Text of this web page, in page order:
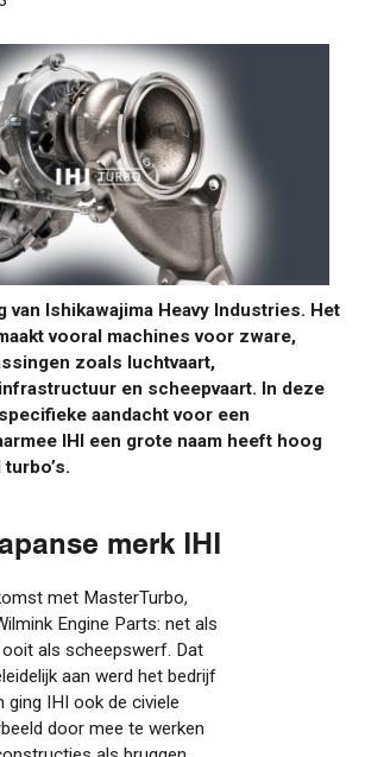
van Ishikawajima Heavy Industries. Het
vooral machines voor zware,
zoals luchtvaart,
en scheepvaart. In deze
aandacht voor een
IHI een grote naam heeft hoog
turbo’s.
merk IHI
met MasterTurbo,
Engine Parts: net als
als scheepswerf. Dat
aan werd het bedrijf
ging IHI ook de civiele
door mee te werken